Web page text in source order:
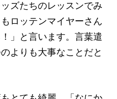
ズたちのレッスンでみ
ロッテンマイヤーさん
」と言います。言葉遣
よりも大事なことだと